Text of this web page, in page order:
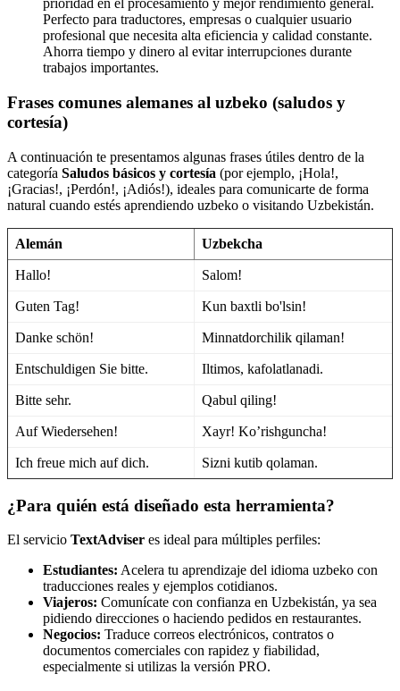
prioridad en el procesamiento y mejor rendimiento general.
Perfecto para traductores, empresas o cualquier usuario
profesional que necesita alta eficiencia y calidad constante.
Ahorra tiempo y dinero al evitar interrupciones durante
trabajos importantes.
Frases comunes alemanes al uzbeko (saludos y
cortesía)
A continuación te presentamos algunas frases útiles dentro de la
categoría Saludos básicos y cortesía (por ejemplo, ¡Hola!,
¡Gracias!, ¡Perdón!, ¡Adiós!), ideales para comunicarte de forma
natural cuando estés aprendiendo uzbeko o visitando Uzbekistán.
Alemán Uzbekcha
Hallo! Salom!
Guten Tag! Kun baxtli bo'lsin!
Danke schön! Minnatdorchilik qilaman!
Entschuldigen Sie bitte. Iltimos, kafolatlanadi.
Bitte sehr. Qabul qiling!
Auf Wiedersehen! Xayr! Ko’rishguncha!
Ich freue mich auf dich. Sizni kutib qolaman.
¿Para quién está diseñado esta herramienta?
El servicio TextAdviser es ideal para múltiples perfiles:
Estudiantes: Acelera tu aprendizaje del idioma uzbeko con
traducciones reales y ejemplos cotidianos.
Viajeros: Comunícate con confianza en Uzbekistán, ya sea
pidiendo direcciones o haciendo pedidos en restaurantes.
Negocios: Traduce correos electrónicos, contratos o
documentos comerciales con rapidez y fiabilidad,
especialmente si utilizas la versión PRO.